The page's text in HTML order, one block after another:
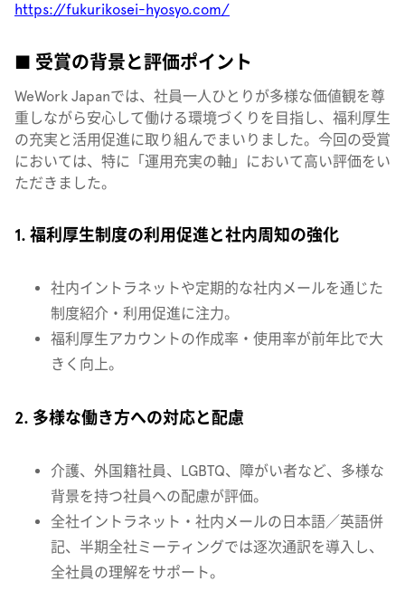
https://fukurikosei-hyosyo.com/
■ 受賞の背景と評価ポイント
WeWork Japanでは、社員一人ひとりが多様な価値観を尊
重しながら安心して働ける環境づくりを目指し、福利厚生
の充実と活用促進に取り組んでまいりました。今回の受賞
においては、特に「運用充実の軸」において高い評価をい
ただきました。
1. 福利厚生制度の利用促進と社内周知の強化
社内イントラネットや定期的な社内メールを通じた
制度紹介・利用促進に注力。
福利厚生アカウントの作成率・使用率が前年比で大
きく向上。
2. 多様な働き方への対応と配慮
介護、外国籍社員、LGBTQ、障がい者など、多様な
背景を持つ社員への配慮が評価。
全社イントラネット・社内メールの日本語／英語併
記、半期全社ミーティングでは逐次通訳を導入し、
全社員の理解をサポート。